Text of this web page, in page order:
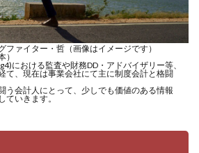
ファイター・哲（画像はイメージです）
）
における監査や財務DD・アドバイザリー等、
て、現在は事業会社にて主に制度会計と格闘
う会計人にとって、少しでも価値のある情報
ていきます。